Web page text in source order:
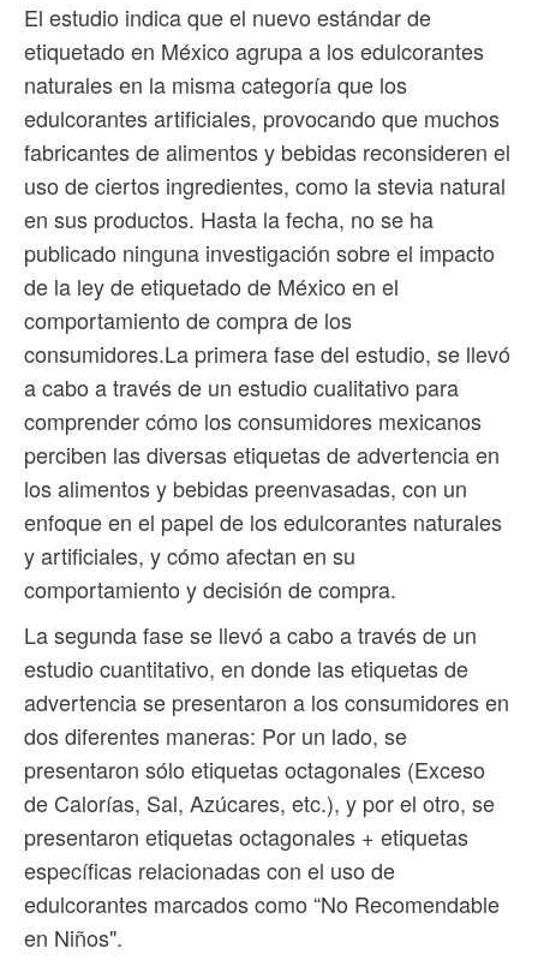
El estudio indica que el nuevo estándar de
etiquetado en México agrupa a los edulcorantes
naturales en la misma categoría que los
edulcorantes artificiales, provocando que muchos
fabricantes de alimentos y bebidas reconsideren el
uso de ciertos ingredientes, como la stevia natural
en sus productos. Hasta la fecha, no se ha
publicado ninguna investigación sobre el impacto
de la ley de etiquetado de México en el
comportamiento de compra de los
consumidores.La primera fase del estudio, se llevó
a cabo a través de un estudio cualitativo para
comprender cómo los consumidores mexicanos
perciben las diversas etiquetas de advertencia en
los alimentos y bebidas preenvasadas, con un
enfoque en el papel de los edulcorantes naturales
y artificiales, y cómo afectan en su
comportamiento y decisión de compra.
La segunda fase se llevó a cabo a través de un
estudio cuantitativo, en donde las etiquetas de
advertencia se presentaron a los consumidores en
dos diferentes maneras: Por un lado, se
presentaron sólo etiquetas octagonales (Exceso
de Calorías, Sal, Azúcares, etc.), y por el otro, se
presentaron etiquetas octagonales + etiquetas
específicas relacionadas con el uso de
edulcorantes marcados como “No Recomendable
en Niños".